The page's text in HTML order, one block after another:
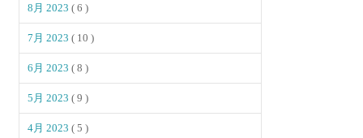
8月 2023( 6 )
7月 2023( 10 )
6月 2023( 8 )
5月 2023( 9 )
4月 2023( 5 )